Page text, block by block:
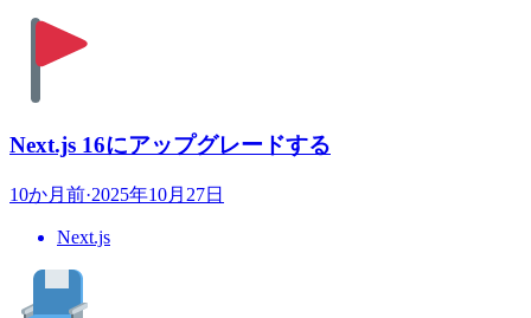
Next.js 16にアップグレードする
10か月前·2025年10月27日
Next.js